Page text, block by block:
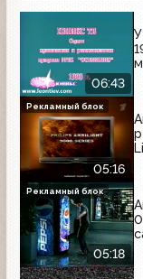
06:43
05:16
Рекламный блок
05:18
Рекламный блок